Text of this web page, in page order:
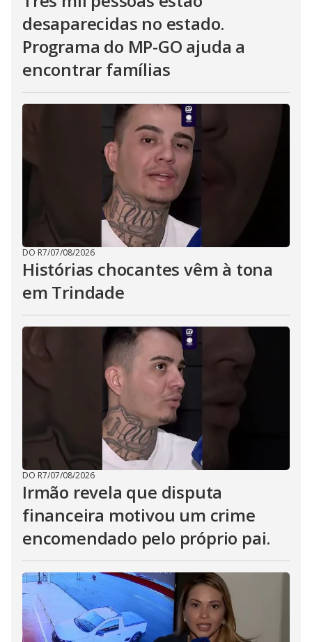
desaparecidas no estado.
Programa do MP-GO ajuda a
encontrar famílias
DO R7/07/08/2026
Histórias chocantes vêm à tona
em Trindade
DO R7/07/08/2026
Irmão revela que disputa
financeira motivou um crime
encomendado pelo próprio pai.